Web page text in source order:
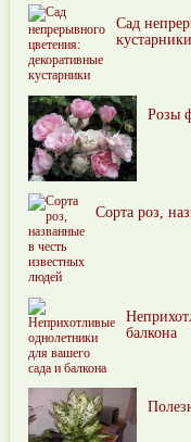
Сад
кустарники
Розы
Сорта роз,
балкона